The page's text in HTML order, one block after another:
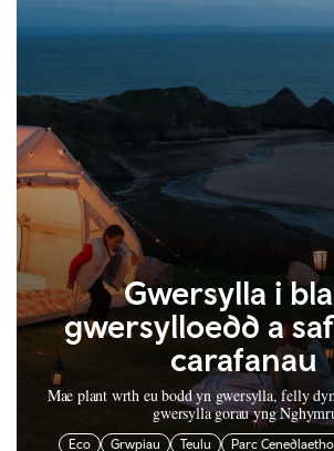
Gwersylla i
gwersylloedd a
carafanau
Mae plant wrth eu bodd yn gwersylla, felly
gwersylla gorau yng
Eco Grwpiau Teulu Parc